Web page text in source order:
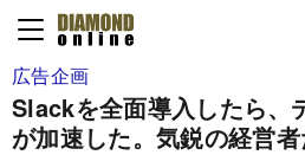
広告企画
Slackを全面導入したら、
が加速した。気鋭の経営